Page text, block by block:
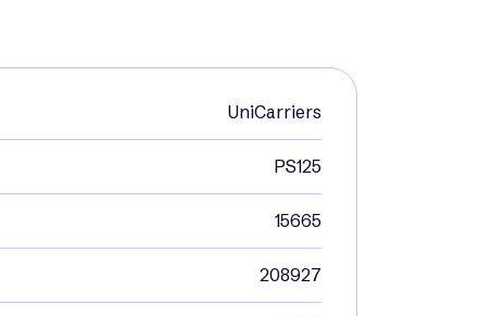
UniCarriers
PS125
15665
208927